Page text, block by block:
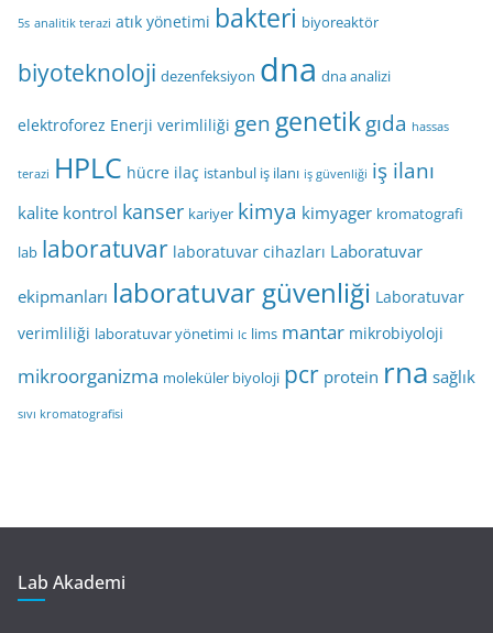
5s analitik terazi atık yönetimi bakteri biyoreaktör
biyoteknoloji dezenfeksiyon dna dna analizi
elektroforez Enerji verimliliği gen genetikgıda hassas
terazi HPLC hücre ilaç istanbul iş ilanı iş güvenliği iş ilanı
kalite kontrol kanser kariyer kimya kimyager kromatografi
lab laboratuvar laboratuvar cihazları Laboratuvar
ekipmanları laboratuvar güvenliği Laboratuvar
verimliliği laboratuvar yönetimi lc lims mantar mikrobiyoloji
mikroorganizma moleküler biyoloji pcr protein rna sağlık
sıvı kromatografisi
Lab Akademi